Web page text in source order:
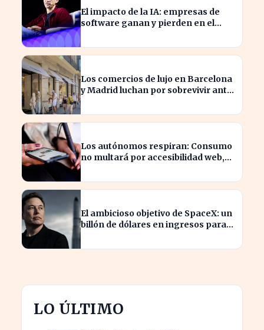
El impacto de la IA: empresas de
software ganan y pierden en el
Los comercios de lujo en Barcelona
y Madrid luchan por sobrevivir ante
Los autónomos respiran: Consumo
no multará por accesibilidad web,
El ambicioso objetivo de SpaceX: un
billón de dólares en ingresos para
LO ÚLTIMO